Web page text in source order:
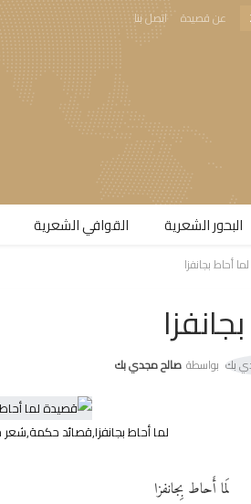
عن قصيدة اتصل بنا
البحور الشعرية​ القوافي الشعرية​
لما أحاط بجانفزا
بواسطة صالح مجدي بك
لما أحاط بجانفزا,قصائد
لَما أَحاط بِجانفزا